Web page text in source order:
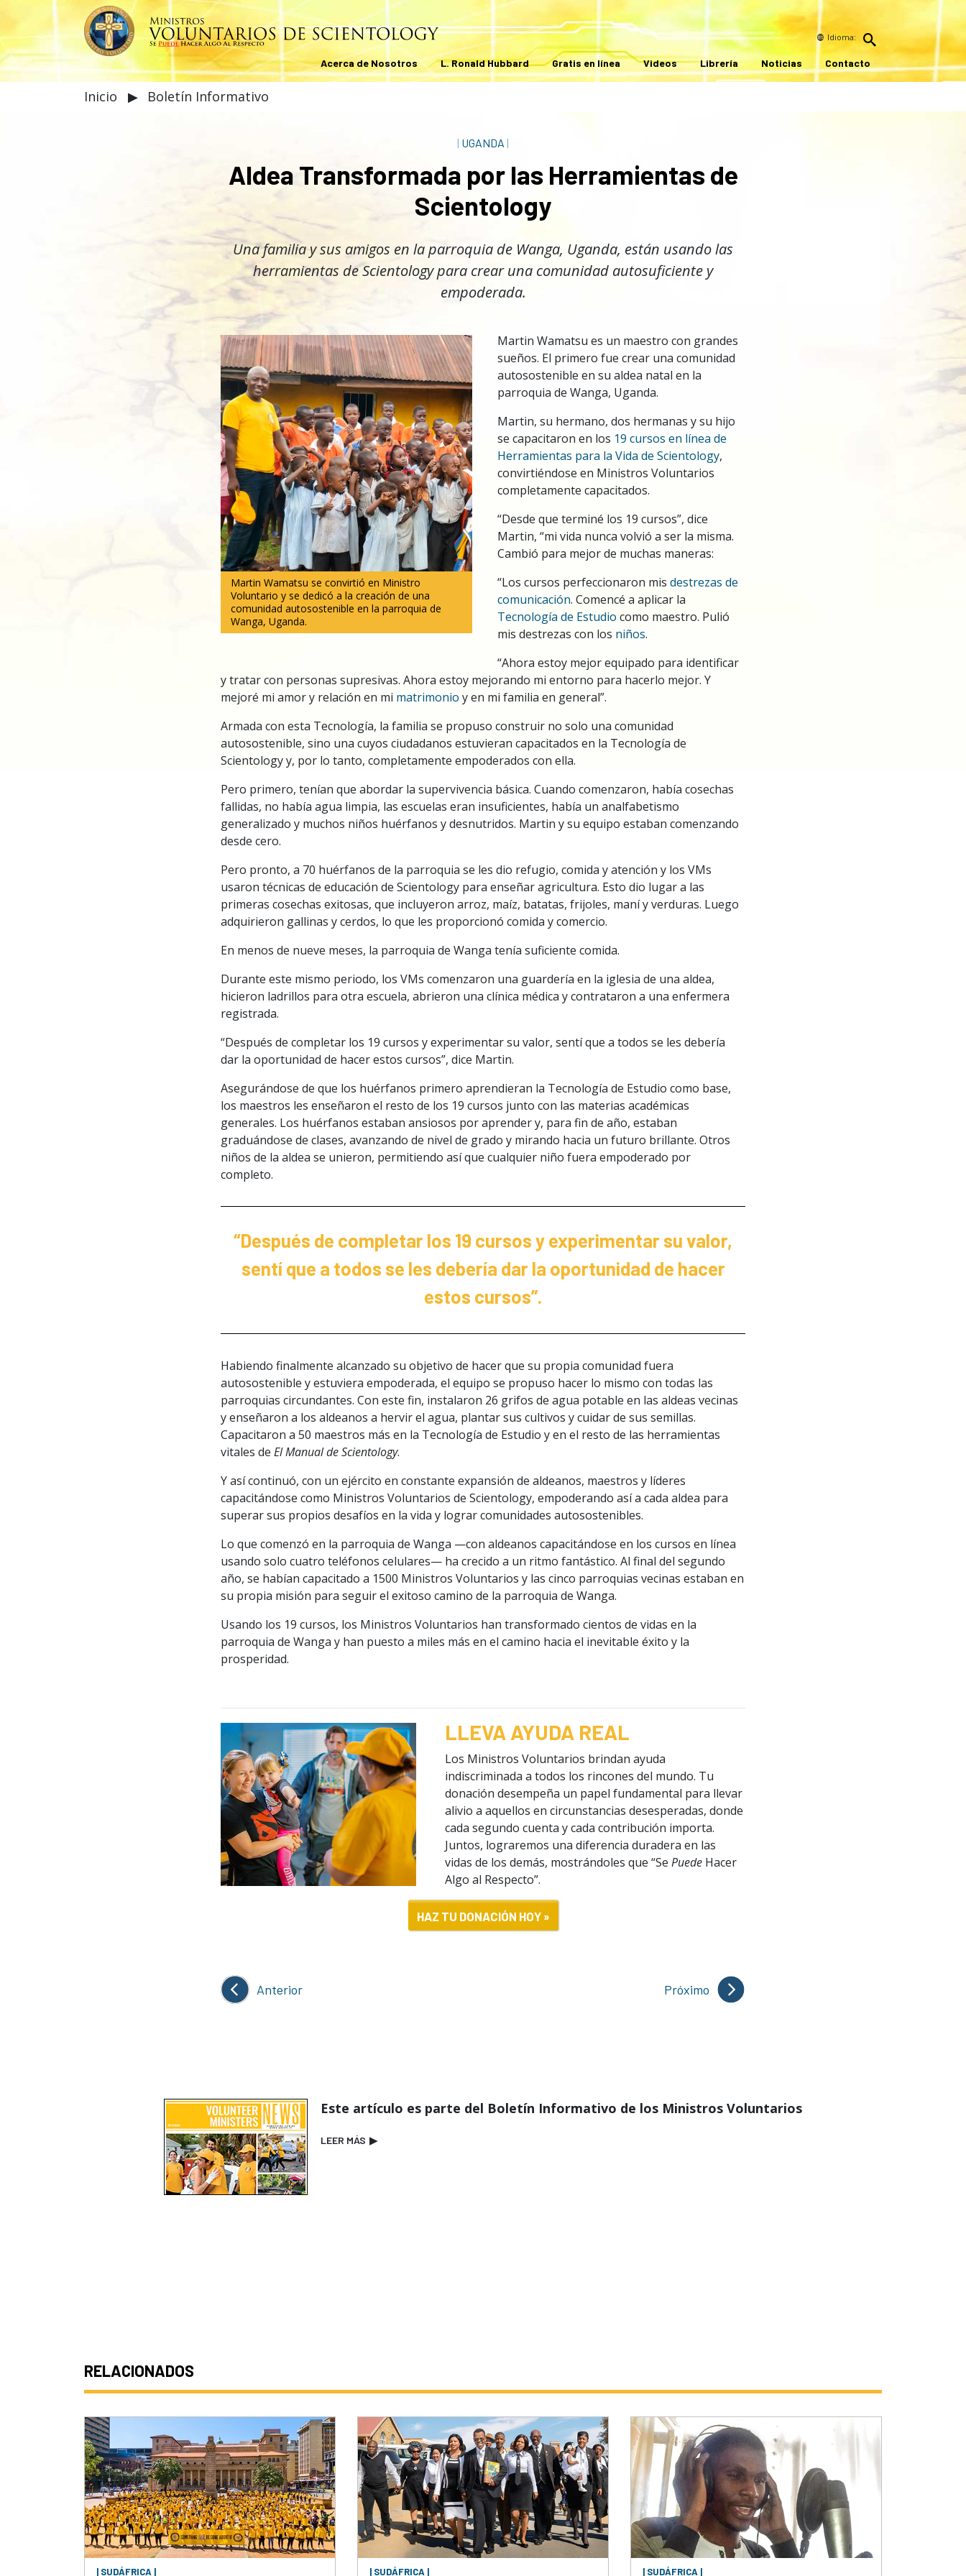
Idioma:
Acerca de Nosotros L. Ronald Hubbard Gratis en línea Videos Librería Noticias Contacto
Inicio ▶ Boletín Informativo
| UGANDA |
Aldea Transformada por las Herramientas de
Scientology
Una familia y sus amigos en la parroquia de Wanga, Uganda, están usando las
herramientas de Scientology para crear una comunidad autosuficiente y
empoderada.
Martin Wamatsu se convirtió en Ministro
Voluntario y se dedicó a la creación de una
comunidad autosostenible en la parroquia de
Wanga, Uganda.
Martin Wamatsu es un maestro con grandes
sueños. El primero fue crear una comunidad
autosostenible en su aldea natal en la
parroquia de Wanga, Uganda.
Martin, su hermano, dos hermanas y su hijo
se capacitaron en los 19 cursos en línea de
Herramientas para la Vida de Scientology,
convirtiéndose en Ministros Voluntarios
completamente capacitados.
“Desde que terminé los 19 cursos”, dice
Martin, “mi vida nunca volvió a ser la misma.
Cambió para mejor de muchas maneras:
“Los cursos perfeccionaron mis destrezas de
comunicación. Comencé a aplicar la
Tecnología de Estudio como maestro. Pulió
mis destrezas con los niños.
“Ahora estoy mejor equipado para identificar
y tratar con personas supresivas. Ahora estoy mejorando mi entorno para hacerlo mejor. Y
mejoré mi amor y relación en mi matrimonio y en mi familia en general”.
Armada con esta Tecnología, la familia se propuso construir no solo una comunidad
autosostenible, sino una cuyos ciudadanos estuvieran capacitados en la Tecnología de
Scientology y, por lo tanto, completamente empoderados con ella.
Pero primero, tenían que abordar la supervivencia básica. Cuando comenzaron, había cosechas
fallidas, no había agua limpia, las escuelas eran insuficientes, había un analfabetismo
generalizado y muchos niños huérfanos y desnutridos. Martin y su equipo estaban comenzando
desde cero.
Pero pronto, a 70 huérfanos de la parroquia se les dio refugio, comida y atención y los VMs
usaron técnicas de educación de Scientology para enseñar agricultura. Esto dio lugar a las
primeras cosechas exitosas, que incluyeron arroz, maíz, batatas, frijoles, maní y verduras. Luego
adquirieron gallinas y cerdos, lo que les proporcionó comida y comercio.
En menos de nueve meses, la parroquia de Wanga tenía suficiente comida.
Durante este mismo periodo, los VMs comenzaron una guardería en la iglesia de una aldea,
hicieron ladrillos para otra escuela, abrieron una clínica médica y contrataron a una enfermera
registrada.
“Después de completar los 19 cursos y experimentar su valor, sentí que a todos se les debería
dar la oportunidad de hacer estos cursos”, dice Martin.
Asegurándose de que los huérfanos primero aprendieran la Tecnología de Estudio como base,
los maestros les enseñaron el resto de los 19 cursos junto con las materias académicas
generales. Los huérfanos estaban ansiosos por aprender y, para fin de año, estaban
graduándose de clases, avanzando de nivel de grado y mirando hacia un futuro brillante. Otros
niños de la aldea se unieron, permitiendo así que cualquier niño fuera empoderado por
completo.
“Después de completar los 19 cursos y experimentar su valor,
sentí que a todos se les debería dar la oportunidad de hacer
estos cursos”.
Habiendo finalmente alcanzado su objetivo de hacer que su propia comunidad fuera
autosostenible y estuviera empoderada, el equipo se propuso hacer lo mismo con todas las
parroquias circundantes. Con este fin, instalaron 26 grifos de agua potable en las aldeas vecinas
y enseñaron a los aldeanos a hervir el agua, plantar sus cultivos y cuidar de sus semillas.
Capacitaron a 50 maestros más en la Tecnología de Estudio y en el resto de las herramientas
vitales de El Manual de Scientology.
Y así continuó, con un ejército en constante expansión de aldeanos, maestros y líderes
capacitándose como Ministros Voluntarios de Scientology, empoderando así a cada aldea para
superar sus propios desafíos en la vida y lograr comunidades autosostenibles.
Lo que comenzó en la parroquia de Wanga —con aldeanos capacitándose en los cursos en línea
usando solo cuatro teléfonos celulares— ha crecido a un ritmo fantástico. Al final del segundo
año, se habían capacitado a 1500 Ministros Voluntarios y las cinco parroquias vecinas estaban en
su propia misión para seguir el exitoso camino de la parroquia de Wanga.
Usando los 19 cursos, los Ministros Voluntarios han transformado cientos de vidas en la
parroquia de Wanga y han puesto a miles más en el camino hacia el inevitable éxito y la
prosperidad.
LLEVA AYUDA REAL
Los Ministros Voluntarios brindan ayuda
indiscriminada a todos los rincones del mundo. Tu
donación desempeña un papel fundamental para llevar
alivio a aquellos en circunstancias desesperadas, donde
cada segundo cuenta y cada contribución importa.
Juntos, lograremos una diferencia duradera en las
vidas de los demás, mostrándoles que “Se Puede Hacer
Algo al Respecto”.
HAZ TU DONACIÓN HOY »
Anterior Próximo
Este artículo es parte del Boletín Informativo de los Ministros Voluntarios
LEER MÁS ▶
RELACIONADOS
| SUDÁFRICA | | SUDÁFRICA | | SUDÁFRICA |